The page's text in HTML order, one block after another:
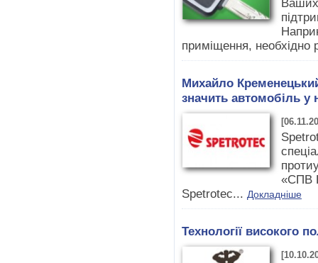
приміщення, необхідно
Михайло
значить автомобіль у
«СПВ
Spetrotec... Докладніше
Технології високого